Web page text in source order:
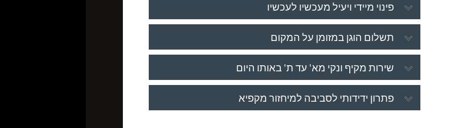
פינוי מיידי ויעיל מעכשיו לעכשיו
תשלום הוגן במזומן על המקום
שירות מקיף ונקי מא' עד ת' באותו היום
פתרון ידידותי לסביבה למיחזור מקפיא